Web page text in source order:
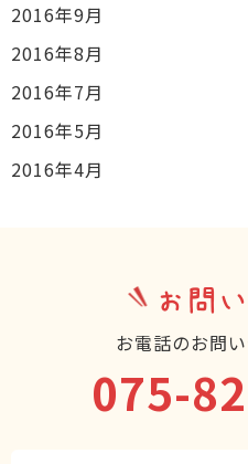
2016年9月
2016年8月
2016年7月
2016年5月
2016年4月
お問
お電話のお問
075-